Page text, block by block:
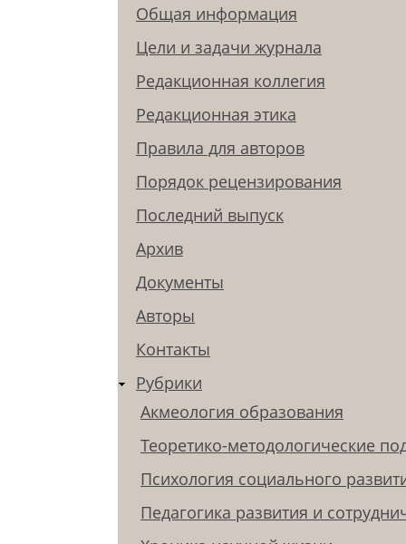
Общая информация
Цели и задачи журнала
Редакционная коллегия
Редакционная этика
Правила для авторов
Порядок рецензирования
Последний выпуск
Архив
Документы
Авторы
Контакты
Рубрики
Акмеология образования
Теоретико-методологические
Психология социального
Педагогика развития и